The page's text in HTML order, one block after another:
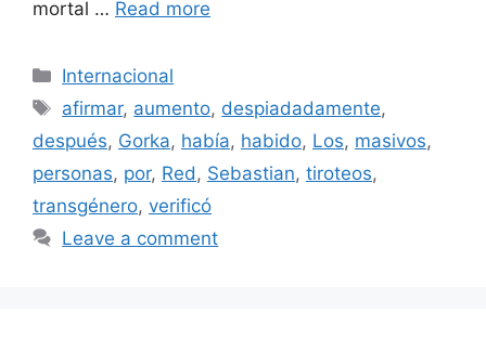
mortal … Read more
Categories
Internacional
Tags
afirmar, aumento, despiadadamente,
después, Gorka, había, habido, Los, masivos,
personas, por, Red , Sebastian, tiroteos,
transgénero, verificó
Leave a comment